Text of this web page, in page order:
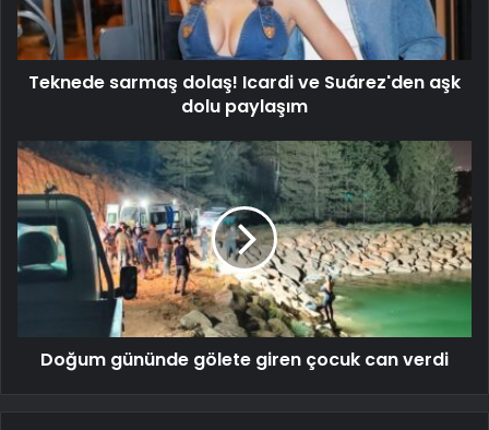
Teknede sarmaş dolaş! Icardi ve Suárez'den aşk
dolu paylaşım
Doğum gününde gölete giren çocuk can verdi